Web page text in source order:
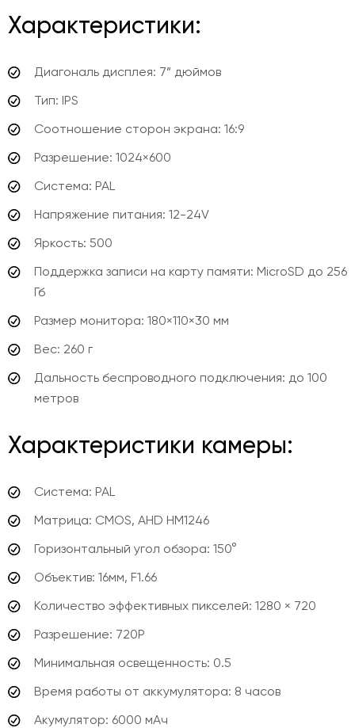
Характеристики:
Диагональ дисплея: 7” дюймов
Тип: IPS
Соотношение сторон экрана: 16:9
Разрешение: 1024×600
Система: PAL
Напряжение питания: 12-24V
Яркость: 500
Поддержка записи на карту памяти: MicroSD до 256
Гб
Размер монитора: 180×110×30 мм
Вес: 260 г
Дальность беспроводного подключения: до 100
метров
Характеристики камеры:
Система: PAL
Матрица: CMOS, AHD HM1246
Горизонтальный угол обзора: 150°
Объектив: 16мм, F1.66
Количество эффективных пикселей: 1280 × 720
Разрешение: 720P
Минимальная освещенность: 0.5
Время работы от аккумулятора: 8 часов
Акумулятор: 6000 мАч